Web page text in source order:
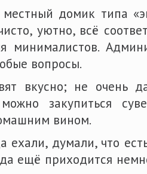
домик типа
уютно, всё
минималистов.
вопросы.
вкусно; не очень
закупиться
вином.
ехали, думали, что
ещё приходится